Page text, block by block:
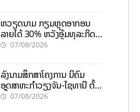
ຫວຽດນາມ ກຽມຫຼຸດອາກອນ
ລາຍໄດ້ 30% ຫວັງອູ້ມທຸລະກິດ
ຂະໜາດນ້ອຍ ແລະ ຈຸນລະ
07/08/2026
ລົງນາມສຶກສາໂຄງການ ນິຄົມ
ອຸດສາຫະກຳວຽງຈັນ-ໄຊທານີ ຕັ້ງ
ເປົ້າດຶງທຶນ 150 ລ້ານໂດລາ, ສ້າງ
07/08/2026